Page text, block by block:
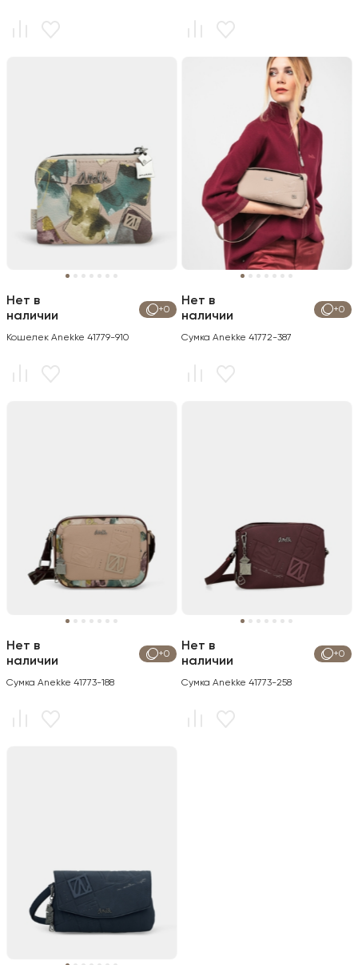
+0
Нет в
наличии
Кошелек Anekke 41779-910
+0
Нет в
наличии
Сумка Anekke 41772-387
+0
Нет в
наличии
Сумка Anekke 41773-188
+0
Нет в
наличии
Сумка Anekke 41773-258